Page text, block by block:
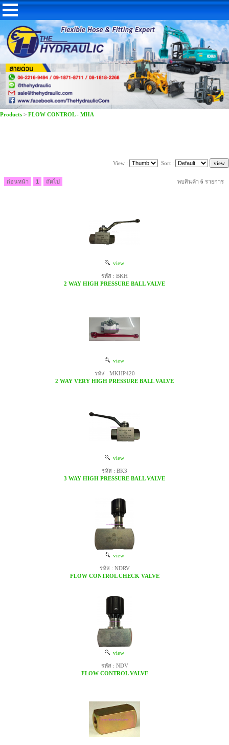
Products > FLOW CONTROL - MHA
View : Sort :
ก่อนหน้า 1 ถัดไป พบสินค้า 6 รายการ
view
รหัส : BKH
2 WAY HIGH PRESSURE BALL VALVE
view
รหัส : MKHP420
2 WAY VERY HIGH PRESSURE BALL VALVE
view
รหัส : BK3
3 WAY HIGH PRESSURE BALL VALVE
view
รหัส : NDRV
FLOW CONTROL CHECK VALVE
view
รหัส : NDV
FLOW CONTROL VALVE